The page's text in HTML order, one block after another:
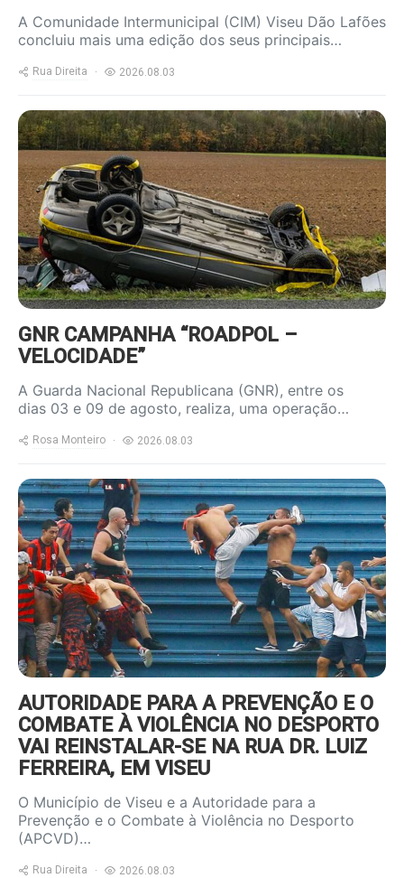
A Comunidade Intermunicipal (CIM) Viseu Dão Lafões
concluiu mais uma edição dos seus principais…
Rua Direita 2026.08.03
https://www.ruadireita.pt/wp-
content/uploads/2023/04/acidente-
800x600.jpg
GNR CAMPANHA “ROADPOL –
VELOCIDADE”
A Guarda Nacional Republicana (GNR), entre os
dias 03 e 09 de agosto, realiza, uma operação…
Rosa Monteiro 2026.08.03
https://www.ruadireita.pt/wp-
content/uploads/2022/09/foot-
violencia-800x600.jpg
AUTORIDADE PARA A PREVENÇÃO E O
COMBATE À VIOLÊNCIA NO DESPORTO
VAI REINSTALAR-SE NA RUA DR. LUIZ
FERREIRA, EM VISEU
O Município de Viseu e a Autoridade para a
Prevenção e o Combate à Violência no Desporto
(APCVD)…
Rua Direita 2026.08.03